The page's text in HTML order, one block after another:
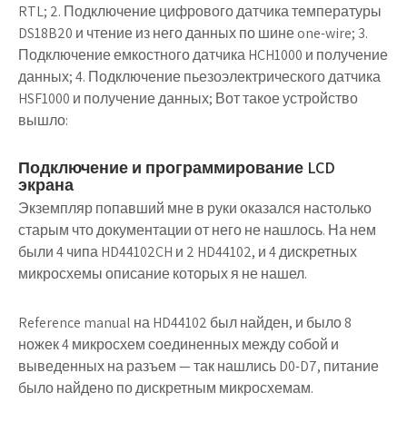
RTL; 2. Подключение цифрового датчика температуры
DS18B20 и чтение из него данных по шине one-wire; 3.
Подключение емкостного датчика HCH1000 и получение
данных; 4. Подключение пьезоэлектрического датчика
HSF1000 и получение данных; Вот такое устройство
вышло:
Подключение и программирование LCD
экрана
Экземпляр попавший мне в руки оказался настолько
старым что документации от него не нашлось. На нем
были 4 чипа HD44102CH и 2 HD44102, и 4 дискретных
микросхемы описание которых я не нашел.
Reference manual на HD44102 был найден, и было 8
ножек 4 микросхем соединенных между собой и
выведенных на разъем — так нашлись D0-D7, питание
было найдено по дискретным микросхемам.